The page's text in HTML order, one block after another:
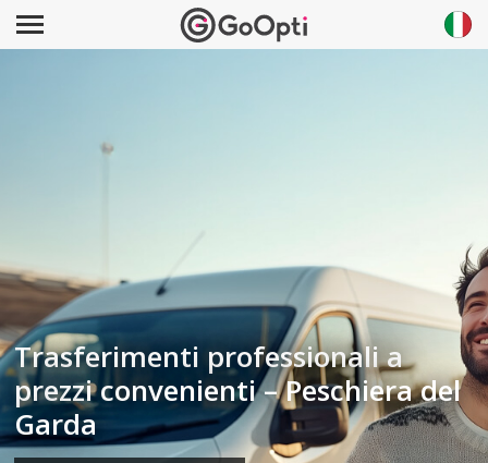
Trasferimenti professionali a
prezzi convenienti – Peschiera del
Garda